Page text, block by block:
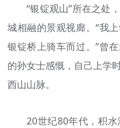
“银锭观山”所在之处
城相融的景观视廊。“我
银锭桥上骑车而过。”曾
的孙女士感慨，自己上学
西山山脉。
20世纪80年代，积